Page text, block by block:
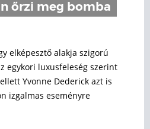
őrzi meg bomba
elképesztő alakja szigorú
egykori luxusfeleség szerint
Yvonne Dederick azt is
izgalmas eseményre